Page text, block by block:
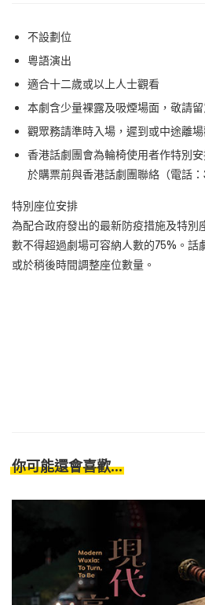
不設劃位
粵語演出
適合十二歲或以上人士觀看
本劇含少量裸露及吸煙場面，敬請
觀眾務請準時入場，遲到或中途離
香港話劇團會為輪椅使用者作特別
於購票前與香港話劇團聯絡（電話：
特別座位安排
為配合政府發出的最新防疫措施及特別
數不得超過劇場可容納人數的75%。話
或於稍後時間調整座位數量。
你可能還會喜歡...